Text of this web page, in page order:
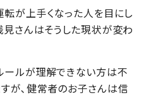
転が上手くなった人を目にし
見さんはそうした現状が変わ
ールが理解できない方は不
が、健常者のお子さんは信